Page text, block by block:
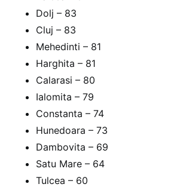
Dolj – 83
Cluj – 83
Mehedinti – 81
Harghita – 81
Calarasi – 80
Ialomita – 79
Constanta – 74
Hunedoara – 73
Dambovita – 69
Satu Mare – 64
Tulcea – 60